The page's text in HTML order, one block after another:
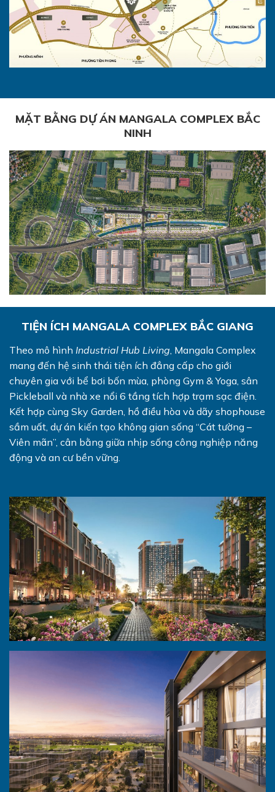
MẶT BẰNG DỰ ÁN MANGALA COMPLEX BẮC
NINH
TIỆN ÍCH MANGALA COMPLEX BẮC GIANG
Theo mô hình Industrial Hub Living, Mangala Complex
mang đến hệ sinh thái tiện ích đẳng cấp cho giới
chuyên gia với bể bơi bốn mùa, phòng Gym & Yoga, sân
Pickleball và nhà xe nổi 6 tầng tích hợp trạm sạc điện.
Kết hợp cùng Sky Garden, hồ điều hòa và dãy shophouse
sầm uất, dự án kiến tạo không gian sống “Cát tường –
Viên mãn”, cân bằng giữa nhịp sống công nghiệp năng
động và an cư bền vững.